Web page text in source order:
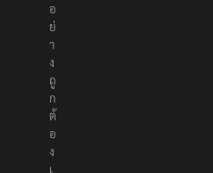
อ
ย่
า
ง
ถู
ก
ต้
อ
ง
เ